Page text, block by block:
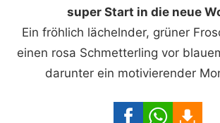
super Start in die neue
Ein fröhlich lächelnder, grüner
einen rosa Schmetterling vor
darunter ein motivierender